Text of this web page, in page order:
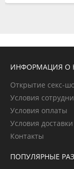
ИНФОРМАЦИЯ О
Открытие секс-
Условия
Условия оплаты
Условия доставки
Контакты
ПОПУЛЯРНЫЕ